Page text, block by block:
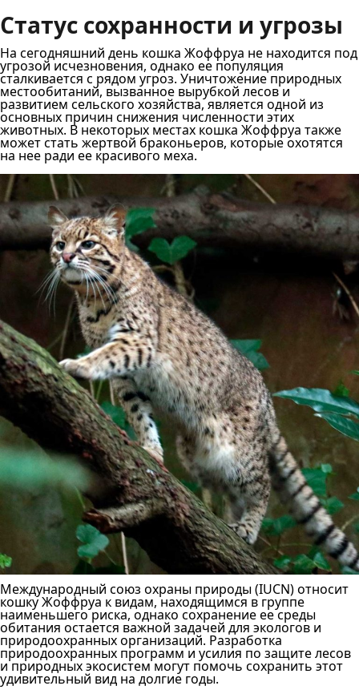
Статус сохранности и угрозы
На сегодняшний день кошка Жоффруа не находится под
угрозой исчезновения, однако ее популяция
сталкивается с рядом угроз. Уничтожение природных
местообитаний, вызванное вырубкой лесов и
развитием сельского хозяйства, является одной из
основных причин снижения численности этих
животных. В некоторых местах кошка Жоффруа также
может стать жертвой браконьеров, которые охотятся
на нее ради ее красивого меха.
Международный союз охраны природы (IUCN) относит
кошку Жоффруа к видам, находящимся в группе
наименьшего риска, однако сохранение ее среды
обитания остается важной задачей для экологов и
природоохранных организаций. Разработка
природоохранных программ и усилия по защите лесов
и природных экосистем могут помочь сохранить этот
удивительный вид на долгие годы.